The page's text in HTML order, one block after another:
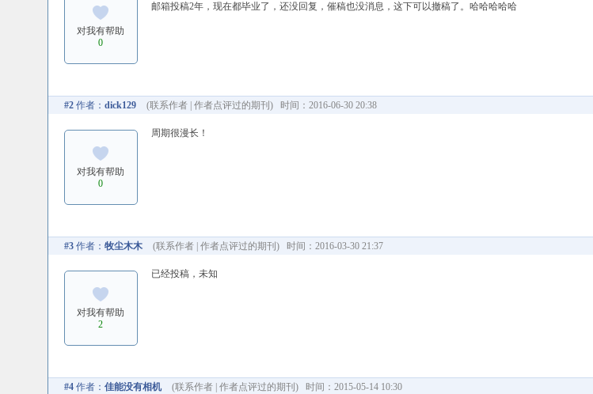
对我有帮助
0
邮箱投稿2年，现在都毕业了，还没回复，催稿也没消息，这下可以撤稿了。哈哈哈哈哈
#2作者： dick129 (联系作者| 作者点评过的期刊 ) 时间：2016-06-30 20:38
对我有帮助
0
周期很漫长！
#3作者： 牧尘木木 (联系作者| 作者点评过的期刊 ) 时间：2016-03-30 21:37
对我有帮助
2
已经投稿，未知
#4作者： 佳能没有相机 (联系作者| 作者点评过的期刊 ) 时间：2015-05-14 10:30